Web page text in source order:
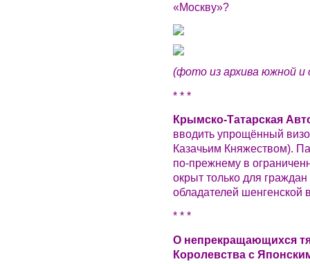
«Москву»?
(фото из архива южной и
* * *
Крымско-Татарская
вводить упрощённый
Казачьим Княжеством).
по-прежнему в
окрыт только для
обладателей шенгенской
* * *
О непрекращающихся
Королевства с